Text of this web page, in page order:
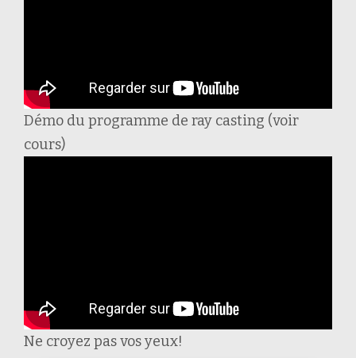
Démo du programme de ray casting (voir
cours)
Ne croyez pas vos yeux!